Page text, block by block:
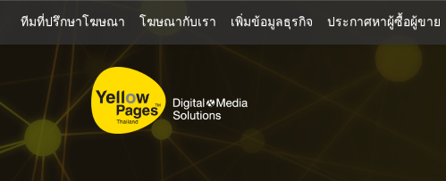
หลัก
ทีมที่ปรึกษาโฆษณา โฆษณากับเรา เพิ่มข้อมูลธุรกิจ ประกาศหาผู้ซื้อผู้ขาย